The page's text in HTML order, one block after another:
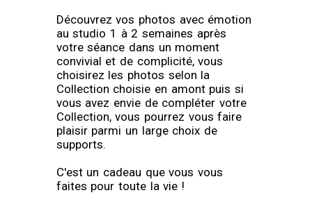
Découvrez vos photos avec émotion
au studio 1 à 2 semaines après
votre séance dans un moment
convivial et de complicité, vous
choisirez les photos selon la
Collection choisie en amont puis si
vous avez envie de compléter votre
Collection, vous pourrez vous faire
plaisir parmi un large choix de
supports.
C'est un cadeau que vous vous
faites pour toute la vie !